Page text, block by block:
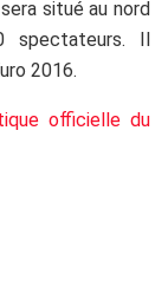
situé au nord
spectateurs. Il
2016.
officielle du